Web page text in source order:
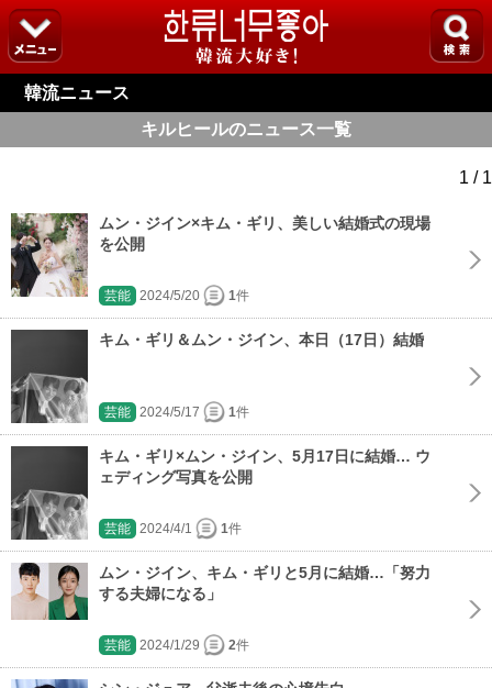
韓流ニュース
キルヒールのニュース一覧
1 / 1
ムン・ジイン×キム・ギリ、美しい結婚式の現場
を公開
芸能 2024/5/20 1件
キム・ギリ＆ムン・ジイン、本日（17日）結婚
芸能 2024/5/17 1件
キム・ギリ×ムン・ジイン、5月17日に結婚… ウ
ェディング写真を公開
芸能 2024/4/1 1件
ムン・ジイン、キム・ギリと5月に結婚…「努力
する夫婦になる」
芸能 2024/1/29 2件